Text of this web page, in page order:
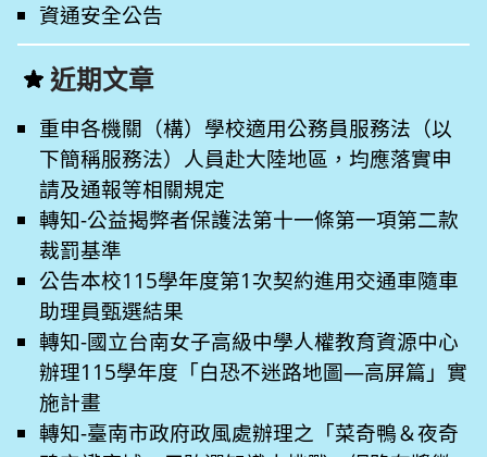
資通安全公告
近期文章
重申各機關（構）學校適用公務員服務法（以
下簡稱服務法）人員赴大陸地區，均應落實申
請及通報等相關規定
轉知-公益揭弊者保護法第十一條第一項第二款
裁罰基準
公告本校115學年度第1次契約進用交通車隨車
助理員甄選結果
轉知-國立台南女子高級中學人權教育資源中心
辦理115學年度「白恐不迷路地圖—高屏篇」實
施計畫
轉知-臺南市政府政風處辦理之「菜奇鴨＆夜奇